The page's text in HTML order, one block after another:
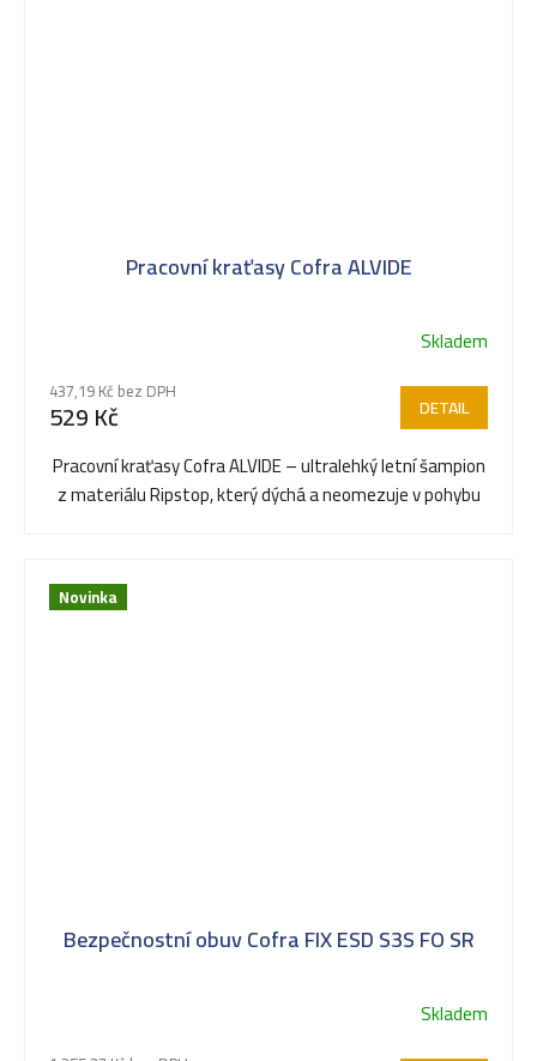
Pracovní kraťasy Cofra ALVIDE
Skladem
437,19 Kč bez DPH
529 Kč DETAIL
Pracovní kraťasy Cofra ALVIDE – ultralehký letní šampion
z materiálu Ripstop, který dýchá a neomezuje v pohybu
Novinka
Bezpečnostní obuv Cofra FIX ESD S3S FO SR
Skladem